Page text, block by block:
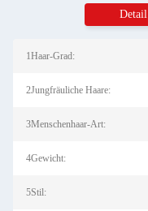
Detail
1Haar-Grad:
2Jungfräuliche Haare:
3Menschenhaar-Art:
4Gewicht:
5Stil: